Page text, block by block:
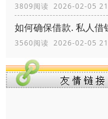
3809阅读 2026-02-05
如何确保借款. 私人借
3560阅读 2026-02-05